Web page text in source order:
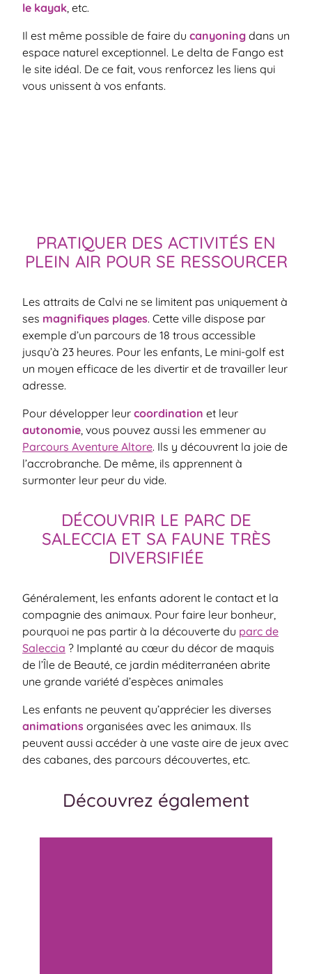
le kayak, etc.
Il est même possible de faire du canyoning dans un
espace naturel exceptionnel. Le delta de Fango est
le site idéal. De ce fait, vous renforcez les liens qui
vous unissent à vos enfants.
PRATIQUER DES ACTIVITÉS EN
PLEIN AIR POUR SE RESSOURCER
Les attraits de Calvi ne se limitent pas uniquement à
ses magnifiques plages. Cette ville dispose par
exemple d’un parcours de 18 trous accessible
jusqu’à 23 heures. Pour les enfants, Le mini-golf est
un moyen efficace de les divertir et de travailler leur
adresse.
Pour développer leur coordination et leur
autonomie , vous pouvez aussi les emmener au
Parcours Aventure Altore. Ils y découvrent la joie de
l’accrobranche. De même, ils apprennent à
surmonter leur peur du vide.
DÉCOUVRIR LE PARC DE
SALECCIA ET SA FAUNE TRÈS
DIVERSIFIÉE
Généralement, les enfants adorent le contact et la
compagnie des animaux. Pour faire leur bonheur,
pourquoi ne pas partir à la découverte du parc de
Saleccia ? Implanté au cœur du décor de maquis
de l’Île de Beauté, ce jardin méditerranéen abrite
une grande variété d’espèces animales
Les enfants ne peuvent qu’apprécier les diverses
animations organisées avec les animaux. Ils
peuvent aussi accéder à une vaste aire de jeux avec
des cabanes, des parcours découvertes, etc.
Découvrez également